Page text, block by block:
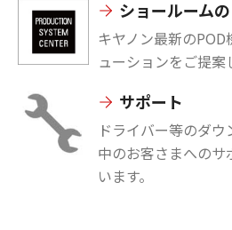
ショールーム
キヤノン最新の
ューションをご提案
サポート
ドライバー等のダ
中のお客さまへのサ
います。